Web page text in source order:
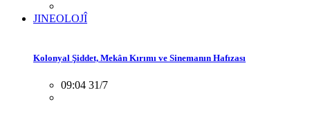
JINEOLOJÎ
Kolonyal Şiddet, Mekân Kırımı ve Sinemanın Hafızası
09:04 31/7